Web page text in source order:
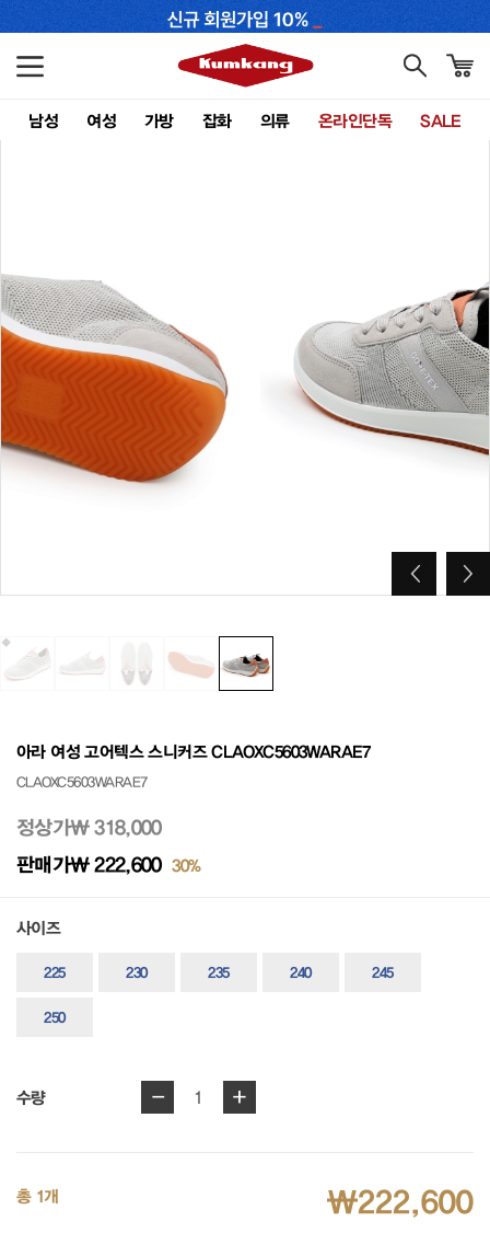
남성 여성 가방 잡화 의류 온라인단독 SALE
아라 여성 고어텍스 스니커즈 CLAOXC5603WARAE7
CLAOXC5603WARAE7
정상가₩ 318,000
판매가₩ 222,600 30%
사이즈
225 230 235 240 245
250
수량 - 1 +
총 1개 ₩222,600